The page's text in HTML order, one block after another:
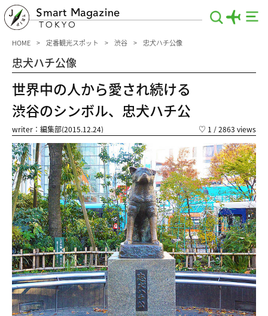
Smart Magazine
TOKYO
HOME 定番観光スポット 渋谷 忠犬ハチ公像
忠犬ハチ公像
世界中の人から愛され続ける
渋谷のシンボル、忠犬ハチ公
writer：編集部(2015.12.24) ♡ 1 / 2863 views